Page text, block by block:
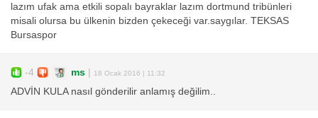
lazım ufak ama etkili sopalı bayraklar lazım dortmund tribünleri
misali olursa bu ülkenin bizden çekeceği var.saygılar. TEKSAS
Bursaspor
-4 ms | 18 Ocak 2016 | 11:32
ADVİN KULA nasıl gönderilir anlamış değilim..